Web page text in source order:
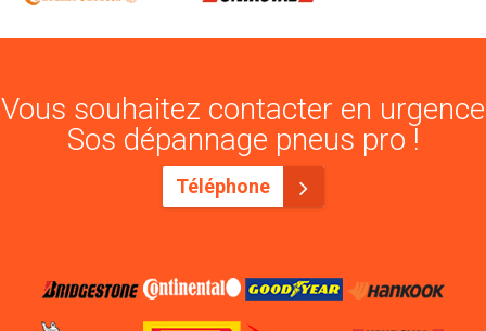
Vous souhaitez contacter en urgence
Sos dépannage pneus pro !
Téléphone